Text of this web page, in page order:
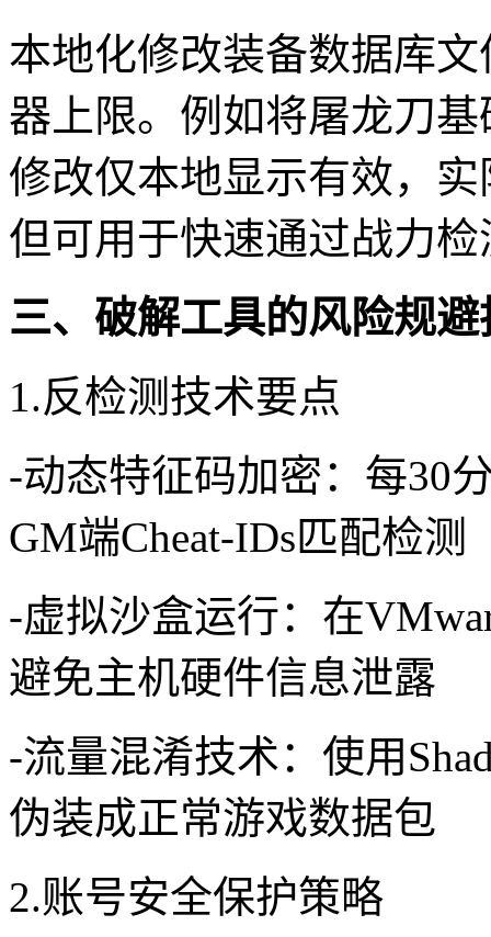
本地化修改装备数据库
器上限。例如将屠龙刀
修改仅本地显示有效，
但可用于快速通过战力
三、破解工具的风险规避
1.反检测技术要点
-动态特征码加密：每30
GM端Cheat-IDs匹配检测
-虚拟沙盒运行：在
避免主机硬件信息泄露
-流量混淆技术：使用
伪装成正常游戏数据包
2.账号安全保护策略